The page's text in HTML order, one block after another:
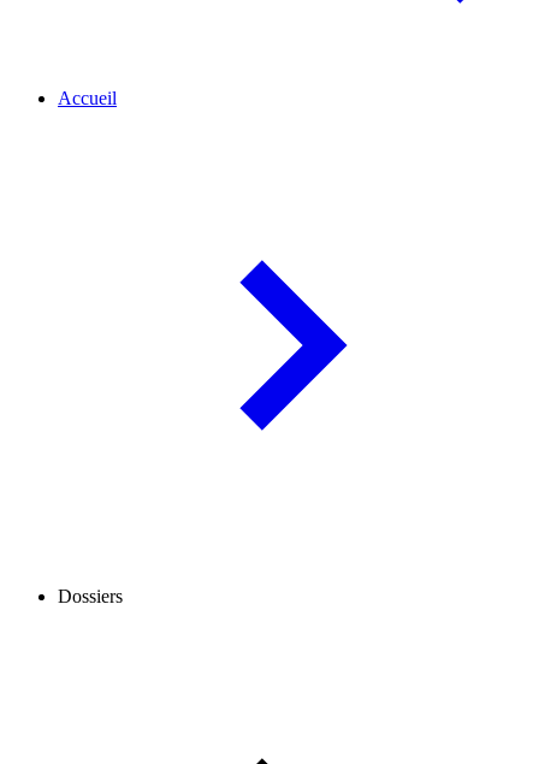
Accueil
Dossiers